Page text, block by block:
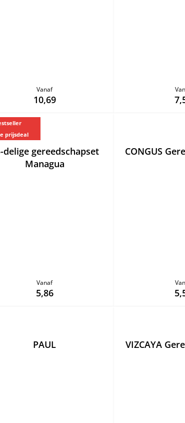
Vanaf
10,69
prijsdeal
delige gereedschapset
Managua
Vanaf
5,86
CONGUS
PAUL VIZCAYA